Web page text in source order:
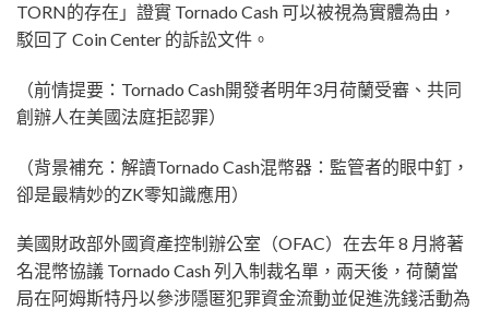
TORN的存在」證實 Tornado Cash 可以被視為實體為由，
駁回了 Coin Center 的訴訟文件。
（前情提要：Tornado Cash開發者明年3月荷蘭受審、共同
創辦人在美國法庭拒認罪）
（背景補充：解讀Tornado Cash混幣器：監管者的眼中釘，
卻是最精妙的ZK零知識應用）
美國財政部外國資產控制辦公室（OFAC）在去年 8 月將著
名混幣協議 Tornado Cash 列入制裁名單，兩天後，荷蘭當
局在阿姆斯特丹以參涉隱匿犯罪資金流動並促進洗錢活動為